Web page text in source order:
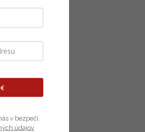
v bezpečí.
údajov